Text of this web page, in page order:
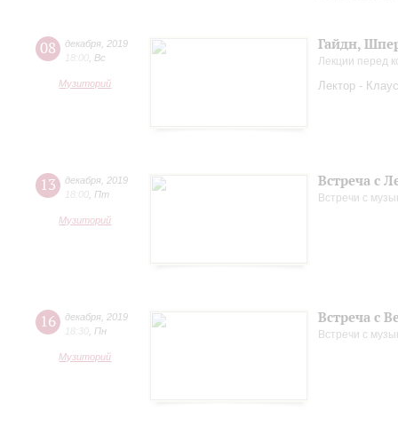
08 декабря 2019
18:00 Вс
Музиторий
Гайдн,
Лекции перед
Лектор -
13 декабря 2019
18:00 Пт
Музиторий
Встреча с
Встречи с
16 декабря 2019
18:30 Пн
Музиторий
Встреча с
Встречи с